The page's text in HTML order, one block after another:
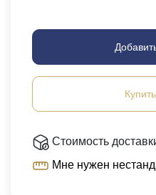
Стоимость
Мне нужен